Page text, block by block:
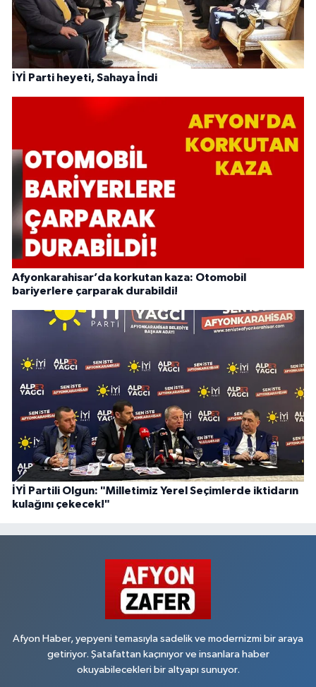
İYİ Parti heyeti, Sahaya İndi
Afyonkarahisar’da korkutan kaza: Otomobil
bariyerlere çarparak durabildi!
İYİ Partili Olgun: "Milletimiz Yerel Seçimlerde iktidarın
kulağını çekecek!"
Afyon Haber, yepyeni temasıyla sadelik ve modernizmi bir araya
getiriyor. Şatafattan kaçınıyor ve insanlara haber
okuyabilecekleri bir altyapı sunuyor.